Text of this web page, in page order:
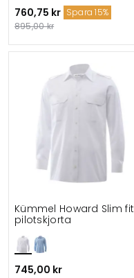
760,75 kr Spara 15%
895,00 kr
Kümmel Howard Slim fit
pilotskjorta
745,00 kr